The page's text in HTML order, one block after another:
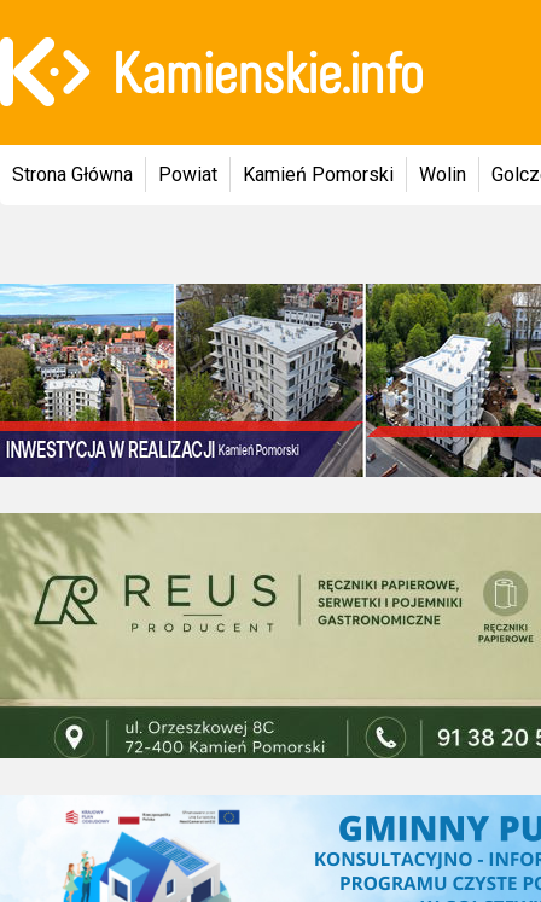
Strona Główna Powiat Kamień Pomorski Wolin